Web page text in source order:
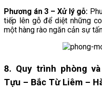
Phương án 3 – Xử lý gỗ:
tiếp lên gỗ để diệt những
một hàng rào ngăn cản sự
8. Quy trình phòng
Tựu – Bắc Từ Liêm –